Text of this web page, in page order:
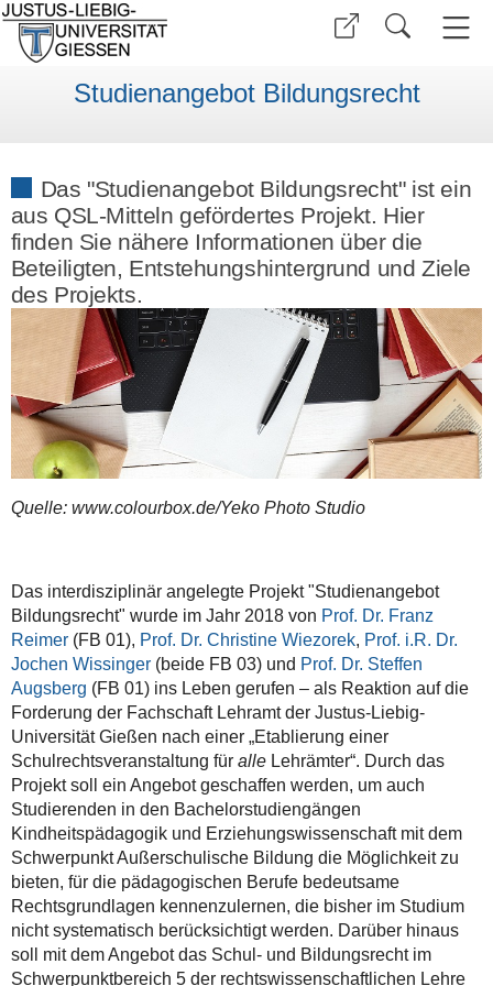
Studienangebot Bildungsrecht
Das "Studienangebot Bildungsrecht" ist ein
aus QSL-Mitteln gefördertes Projekt. Hier
finden Sie nähere Informationen über die
Beteiligten, Entstehungshintergrund und Ziele
des Projekts.
Quelle: www.colourbox.de/Yeko Photo Studio
Das interdisziplinär angelegte Projekt "Studienangebot
Bildungsrecht" wurde im Jahr 2018 von Prof. Dr. Franz
Reimer(FB 01), Prof. Dr. Christine Wiezorek, Prof. i.R. Dr.
Jochen Wissinger(beide FB 03) und Prof. Dr. Steffen
Augsberg (FB 01) ins Leben gerufen – als Reaktion auf die
Forderung der Fachschaft Lehramt der Justus-Liebig-
Universität Gießen nach einer „Etablierung einer
Schulrechtsveranstaltung für alleLehrämter“. Durch das
Projekt soll ein Angebot geschaffen werden, um auch
Studierenden in den Bachelorstudiengängen
Kindheitspädagogik und Erziehungswissenschaft mit dem
Schwerpunkt Außerschulische Bildung die Möglichkeit zu
bieten, für die pädagogischen Berufe bedeutsame
Rechtsgrundlagen kennenzulernen, die bisher im Studium
nicht systematisch berücksichtigt werden. Darüber hinaus
soll mit dem Angebot das Schul- und Bildungsrecht im
Schwerpunktbereich 5 der rechtswissenschaftlichen Lehre